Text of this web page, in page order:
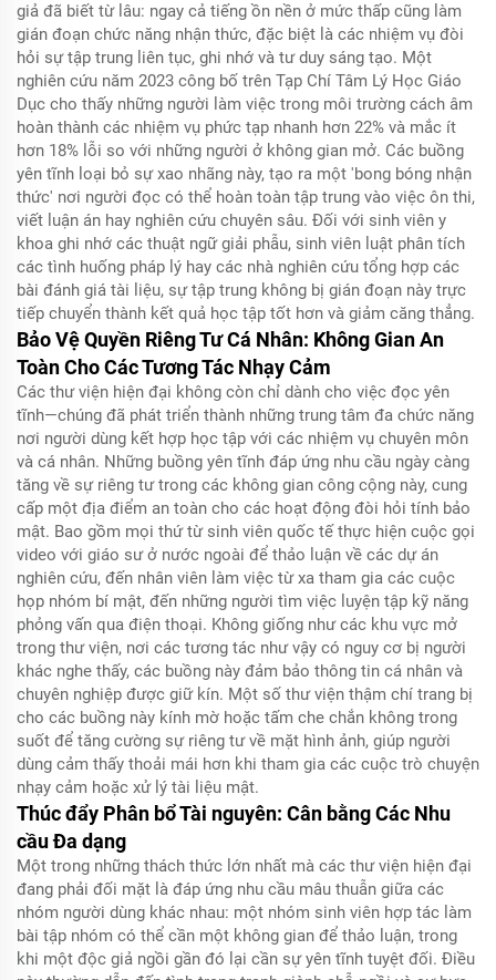
giả đã biết từ lâu: ngay cả tiếng ồn nền ở mức thấp cũng làm
gián đoạn chức năng nhận thức, đặc biệt là các nhiệm vụ đòi
hỏi sự tập trung liên tục, ghi nhớ và tư duy sáng tạo. Một
nghiên cứu năm 2023 công bố trên Tạp Chí Tâm Lý Học Giáo
Dục cho thấy những người làm việc trong môi trường cách âm
hoàn thành các nhiệm vụ phức tạp nhanh hơn 22% và mắc ít
hơn 18% lỗi so với những người ở không gian mở. Các buồng
yên tĩnh loại bỏ sự xao nhãng này, tạo ra một 'bong bóng nhận
thức' nơi người đọc có thể hoàn toàn tập trung vào việc ôn thi,
viết luận án hay nghiên cứu chuyên sâu. Đối với sinh viên y
khoa ghi nhớ các thuật ngữ giải phẫu, sinh viên luật phân tích
các tình huống pháp lý hay các nhà nghiên cứu tổng hợp các
bài đánh giá tài liệu, sự tập trung không bị gián đoạn này trực
tiếp chuyển thành kết quả học tập tốt hơn và giảm căng thẳng.
Bảo Vệ Quyền Riêng Tư Cá Nhân: Không Gian An
Toàn Cho Các Tương Tác Nhạy Cảm
Các thư viện hiện đại không còn chỉ dành cho việc đọc yên
tĩnh—chúng đã phát triển thành những trung tâm đa chức năng
nơi người dùng kết hợp học tập với các nhiệm vụ chuyên môn
và cá nhân. Những buồng yên tĩnh đáp ứng nhu cầu ngày càng
tăng về sự riêng tư trong các không gian công cộng này, cung
cấp một địa điểm an toàn cho các hoạt động đòi hỏi tính bảo
mật. Bao gồm mọi thứ từ sinh viên quốc tế thực hiện cuộc gọi
video với giáo sư ở nước ngoài để thảo luận về các dự án
nghiên cứu, đến nhân viên làm việc từ xa tham gia các cuộc
họp nhóm bí mật, đến những người tìm việc luyện tập kỹ năng
phỏng vấn qua điện thoại. Không giống như các khu vực mở
trong thư viện, nơi các tương tác như vậy có nguy cơ bị người
khác nghe thấy, các buồng này đảm bảo thông tin cá nhân và
chuyên nghiệp được giữ kín. Một số thư viện thậm chí trang bị
cho các buồng này kính mờ hoặc tấm che chắn không trong
suốt để tăng cường sự riêng tư về mặt hình ảnh, giúp người
dùng cảm thấy thoải mái hơn khi tham gia các cuộc trò chuyện
nhạy cảm hoặc xử lý tài liệu mật.
Thúc đẩy Phân bổ Tài nguyên: Cân bằng Các Nhu
cầu Đa dạng
Một trong những thách thức lớn nhất mà các thư viện hiện đại
đang phải đối mặt là đáp ứng nhu cầu mâu thuẫn giữa các
nhóm người dùng khác nhau: một nhóm sinh viên hợp tác làm
bài tập nhóm có thể cần một không gian để thảo luận, trong
khi một độc giả ngồi gần đó lại cần sự yên tĩnh tuyệt đối. Điều